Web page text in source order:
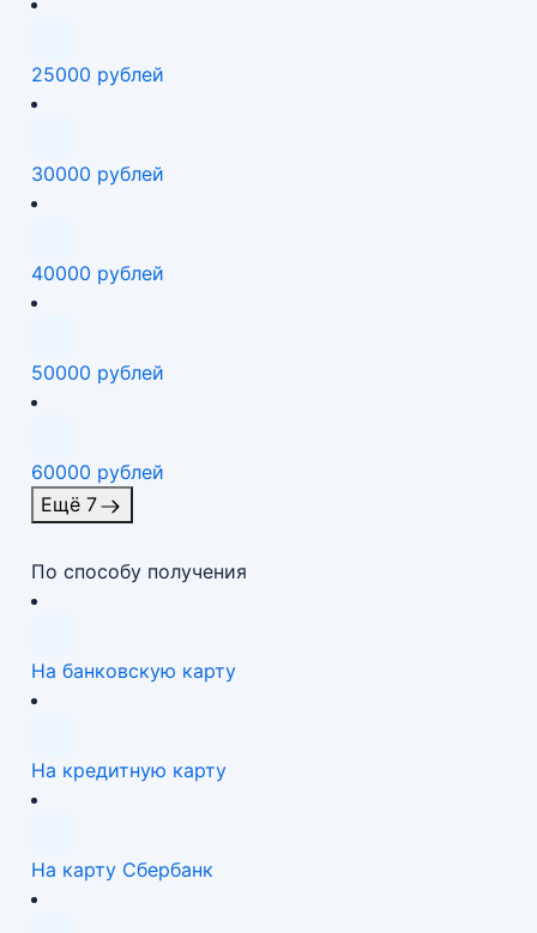
25000 рублей
30000 рублей
40000 рублей
50000 рублей
60000 рублей
Ещё 7
По способу получения
На банковскую карту
На кредитную карту
На карту Сбербанк